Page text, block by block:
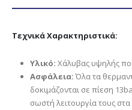
Τεχνικά Χαρακτηριστικά:
Υλικό: Χάλυβας υψηλής
Ασφάλεια:Όλα τα
δοκιμάζονται σε πίεση
σωστή λειτουργία τους